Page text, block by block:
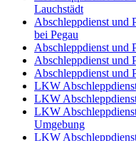
Lauchstädt
Abschleppdienst und
bei Pegau
Abschleppdienst und
Abschleppdienst und
Abschleppdienst und
LKW
LKW
LKW
Umgebung
LKW